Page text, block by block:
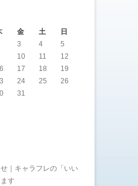
金 土
日
3 4
5
10 11
12
17 18
19
24 25
26
31
｜キャラフレの「いい
す